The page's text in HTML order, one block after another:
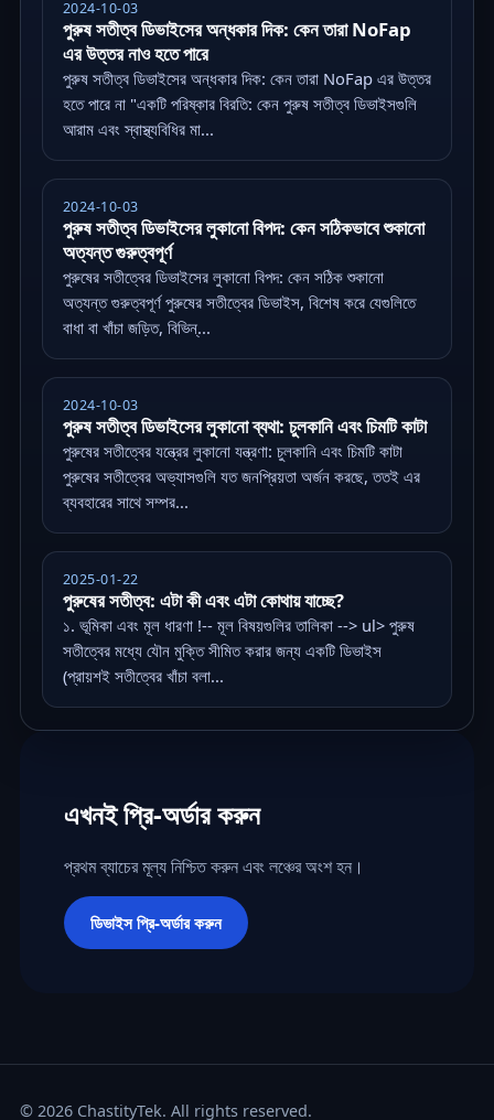
2024-10-03
পুরুষ সতীত্ব ডিভাইসের অন্ধকার দিক: কেন তারা NoFap
এর উত্তর নাও হতে পারে
পুরুষ সতীত্ব ডিভাইসের অন্ধকার দিক: কেন তারা NoFap এর উত্তর
হতে পারে না "একটি পরিষ্কার বিরতি: কেন পুরুষ সতীত্ব ডিভাইসগুলি
আরাম এবং স্বাস্থ্যবিধির মা...
2024-10-03
পুরুষ সতীত্ব ডিভাইসের লুকানো বিপদ: কেন সঠিকভাবে শুকানো
অত্যন্ত গুরুত্বপূর্ণ
পুরুষের সতীত্বের ডিভাইসের লুকানো বিপদ: কেন সঠিক শুকানো
অত্যন্ত গুরুত্বপূর্ণ পুরুষের সতীত্বের ডিভাইস, বিশেষ করে যেগুলিতে
বাধা বা খাঁচা জড়িত, বিভিন্...
2024-10-03
পুরুষ সতীত্ব ডিভাইসের লুকানো ব্যথা: চুলকানি এবং চিমটি কাটা
পুরুষের সতীত্বের যন্ত্রের লুকানো যন্ত্রণা: চুলকানি এবং চিমটি কাটা
পুরুষের সতীত্বের অভ্যাসগুলি যত জনপ্রিয়তা অর্জন করছে, ততই এর
ব্যবহারের সাথে সম্পর...
2025-01-22
পুরুষের সতীত্ব: এটা কী এবং এটা কোথায় যাচ্ছে?
১. ভূমিকা এবং মূল ধারণা !-- মূল বিষয়গুলির তালিকা --> ul> পুরুষ
সতীত্বের মধ্যে যৌন মুক্তি সীমিত করার জন্য একটি ডিভাইস
(প্রায়শই সতীত্বের খাঁচা বলা...
এখনই প্রি-অর্ডার করুন
প্রথম ব্যাচের মূল্য নিশ্চিত করুন এবং লঞ্চের অংশ হন।
ডিভাইস প্রি-অর্ডার করুন
© 2026 ChastityTek. All rights reserved.